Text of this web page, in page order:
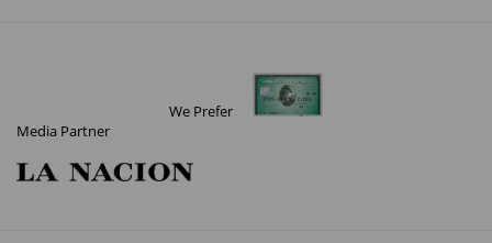
We Prefer
Media Partner